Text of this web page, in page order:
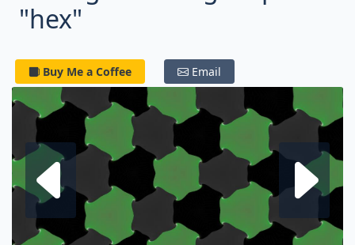
"hex"
Buy Me a Coffee Email
Frattale